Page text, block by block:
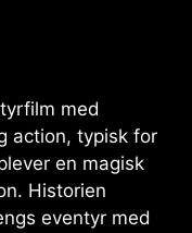
med
action, typisk for
en magisk
Historien
eventyr med